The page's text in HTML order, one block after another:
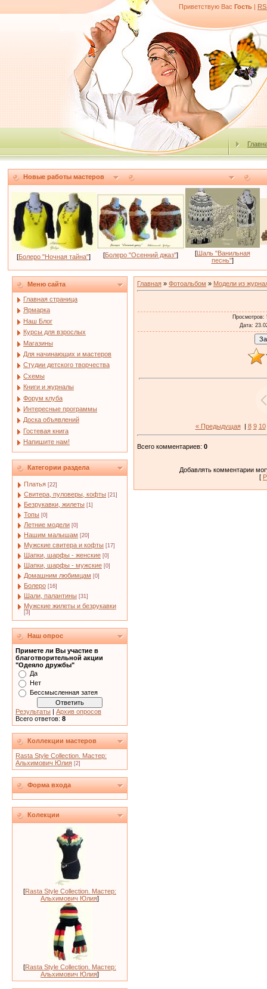
Приветствую Вас Гость |
Новые работы мастеров
[Болеро "Ночная тайна"] [Болеро "Осенний джаз"] [Шаль "Ванильная
песнь"]
Меню сайта
Главная страница
Ярмарка
Наш Блог
Курсы для взрослых
Магазины
Для начинающих и мастеров
Студии детского творчества
Схемы
Книги и журналы
Форум клуба
Интересные программы
Доска объявлений
Гостевая книга
Напишите нам!
Категории раздела
Платья [22]
Свитера, пуловеры, кофты [21]
Безрукавки, жилеты [1]
Топы [0]
Летние модели [0]
Нашим малышам [20]
Мужские свитера и кофты [17]
Шапки, шарфы - женские [0]
Шапки, шарфы - мужские [0]
Домашним любимцам [0]
Болеро [16]
Шали, палантины [31]
Мужские жилеты и безрукавки
[3]
Наш опрос
Примете ли Вы участие в
благотворительной акции
"Одеяло дружбы"
Да
Нет
Бессмысленная затея
Результаты | Архив опросов
Всего ответов: 8
Коллекции мастеров
Rasta Style Collection. Мастер:
Альхимович Юлия [2]
Форма входа
Колекции
[Rasta Style Collection. Мастер:
Альхимович Юлия]
[Rasta Style Collection. Мастер:
Альхимович Юлия]
Главная » Фотоальбом » Модели из
Просмотров:
Дата:
« Предыдущая| 8 9 10
Всего комментариев: 0
Добавлять комментарии
[